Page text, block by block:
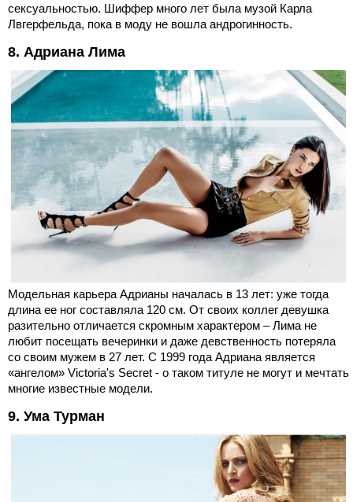
сексуальностью. Шиффер много лет была музой Карла
Лвгерфельда, пока в моду не вошла андрогинность.
8. Адриана Лима
Модельная карьера Адрианы началась в 13 лет: уже тогда
длина ее ног составляла 120 см. От своих коллег девушка
разительно отличается скромным характером – Лима не
любит посещать вечеринки и даже девственность потеряла
со своим мужем в 27 лет. С 1999 года Адриана является
«ангелом» Victoria's Secret - о таком титуле не могут и мечтать
многие известные модели.
9. Ума Турман